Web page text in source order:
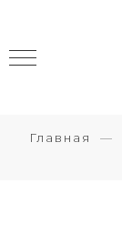
Главная